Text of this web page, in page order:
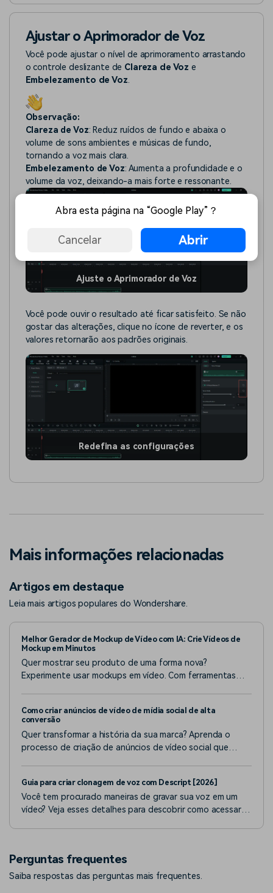
Ajustar o Aprimorador de Voz
Você pode ajustar o nível de aprimoramento arrastando
o controle deslizante de Clareza de Voz e
Embelezamento de Voz.
Observação:
Clareza de Voz: Reduz ruídos de fundo e abaixa o
volume de sons ambientes e músicas de fundo,
tornando a voz mais clara.
Embelezamento de Voz: Aumenta a profundidade e o
volume da voz, deixando-a mais forte e ressonante.
Ajuste o Aprimorador de Voz
Você pode ouvir o resultado até ficar satisfeito. Se não
gostar das alterações, clique no ícone de reverter, e os
valores retornarão aos padrões originais.
Redefina as configurações
Mais informações relacionadas
Artigos em destaque
Leia mais artigos populares do Wondershare.
Melhor Gerador de Mockup de Vídeo com IA: Crie Vídeos de
Mockup em Minutos
Quer mostrar seu produto de uma forma nova?
Experimente usar mockups em vídeo. Com ferramentas
Como criar anúncios de vídeo de mídia social de alta
conversão
Quer transformar a história da sua marca? Aprenda o
processo de criação de anúncios de vídeo social que
Guia para criar clonagem de voz com Descript [2026]
Você tem procurado maneiras de gravar sua voz em um
vídeo? Veja esses detalhes para descobrir como acessar o
Perguntas frequentes
Saiba respostas das perguntas mais frequentes.
Abra esta página na “Google Play”？
Cancelar Abrir